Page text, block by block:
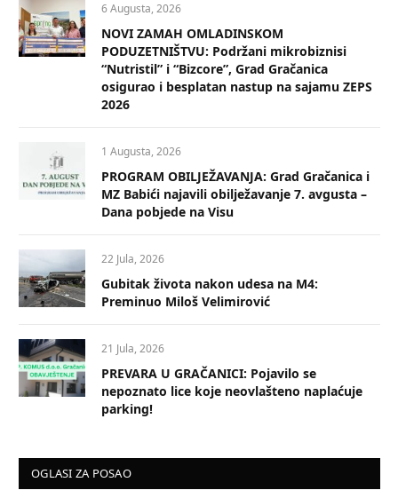
6 Augusta, 2026
NOVI ZAMAH OMLADINSKOM
PODUZETNIŠTVU: Podržani mikrobiznisi
“Nutristil” i “Bizcore”, Grad Gračanica
osigurao i besplatan nastup na sajamu ZEPS
2026
1 Augusta, 2026
PROGRAM OBILJEŽAVANJA: Grad Gračanica i
MZ Babići najavili obilježavanje 7. avgusta –
Dana pobjede na Visu
22 Jula, 2026
Gubitak života nakon udesa na M4:
Preminuo Miloš Velimirović
21 Jula, 2026
PREVARA U GRAČANICI: Pojavilo se
nepoznato lice koje neovlašteno naplaćuje
parking!
OGLASI ZA POSAO